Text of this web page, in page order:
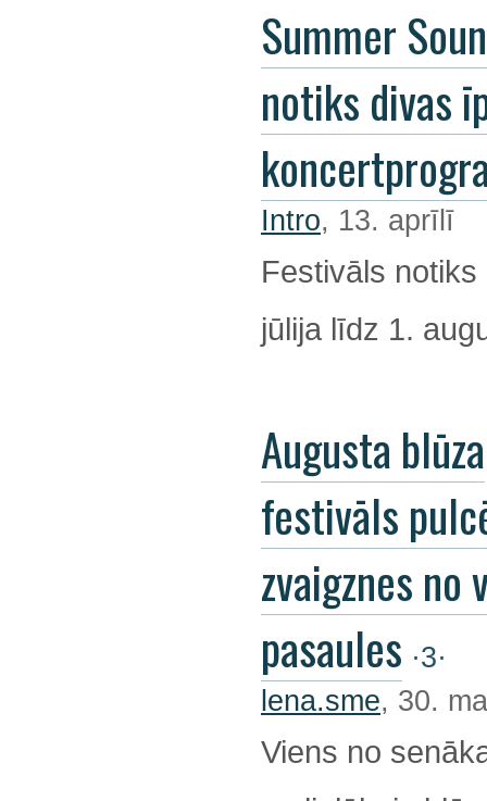
Summer
notiks divas
Intro, 13. aprīlī
Festivāls notiks
jūlija līdz 1.
Augusta blūza
festivāls
zvaigznes no
pasaules ·3·
lena.sme, 30.
Viens no